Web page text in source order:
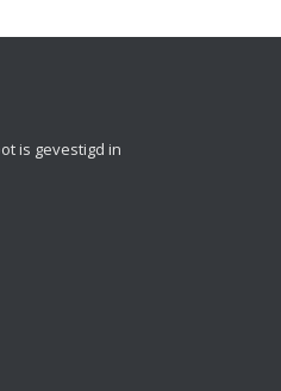
is gevestigd in